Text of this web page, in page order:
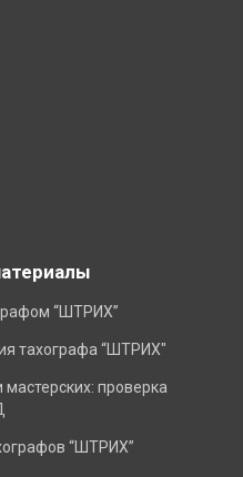
“ШТРИХ”
тахографа “ШТРИХ"
проверка
“ШТРИХ”